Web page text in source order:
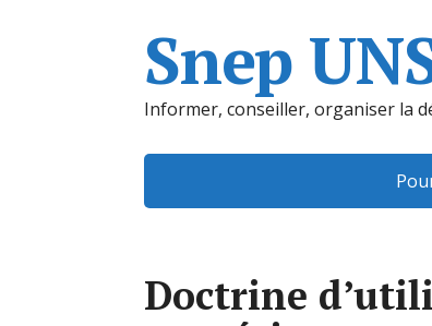
Snep
Informer, conseiller, organiser la
Doctrine